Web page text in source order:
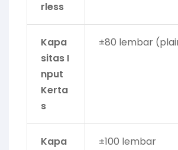
rless
Kapa
sitas I
nput
Kerta
s
±80 lembar
Kapa
±100 lembar